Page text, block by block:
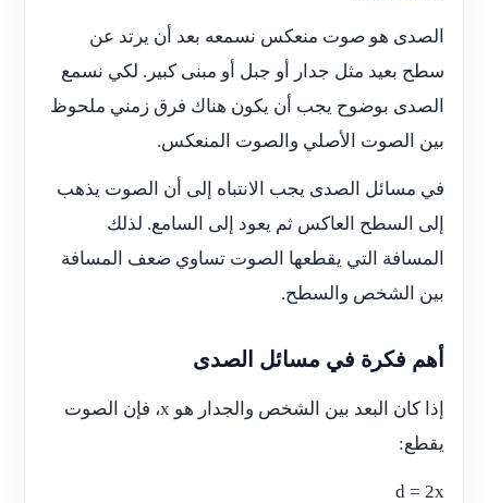
الصدى هو صوت منعكس نسمعه بعد أن يرتد عن
سطح بعيد مثل جدار أو جبل أو مبنى كبير. لكي نسمع
الصدى بوضوح يجب أن يكون هناك فرق زمني ملحوظ
بين الصوت الأصلي والصوت المنعكس.
في مسائل الصدى يجب الانتباه إلى أن الصوت يذهب
إلى السطح العاكس ثم يعود إلى السامع. لذلك
المسافة التي يقطعها الصوت تساوي ضعف المسافة
بين الشخص والسطح.
أهم فكرة في مسائل الصدى
إذا كان البعد بين الشخص والجدار هو x، فإن الصوت
يقطع:
d = 2x